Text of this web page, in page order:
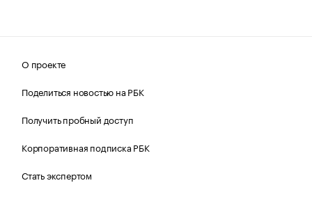
О проекте
Поделиться новостью на РБК
Получить пробный доступ
Корпоративная подписка РБК
Стать экспертом